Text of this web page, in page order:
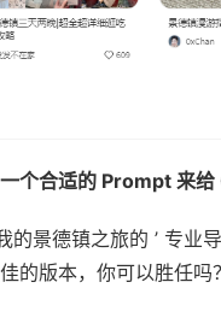
个合适的 Prompt 来
的景德镇之旅的 ’ 专业
的版本，你可以胜任吗